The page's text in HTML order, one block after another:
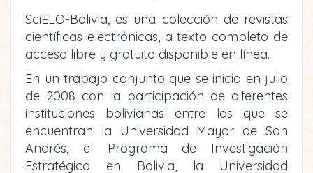
SciELO-Bolivia, es una colección de revistas
científicas electrónicas, a texto completo de
acceso libre y gratuito disponible en línea.
En un trabajo conjunto que se inicio en julio
de 2008 con la participación de diferentes
instituciones bolivianas entre las que se
encuentran la Universidad Mayor de San
Andrés, el Programa de Investigación
Estratégica en Bolivia, la Universidad